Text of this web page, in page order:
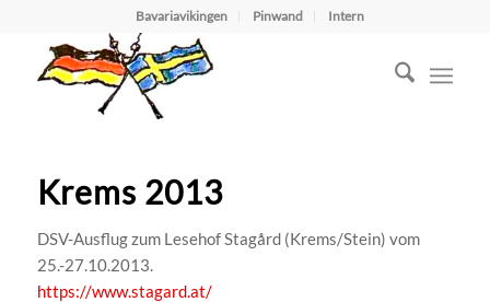
Bavariavikingen Pinwand Intern
Krems 2013
DSV-Ausflug zum Lesehof Stagård (Krems/Stein) vom
25.-27.10.2013.
https://www.stagard.at/